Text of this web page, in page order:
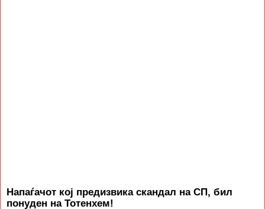
Напаѓачот кој предизвика скандал на СП, бил
понуден на Тотенхем!